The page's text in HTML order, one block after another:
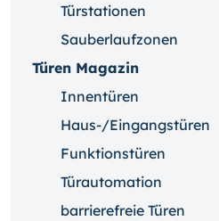
Türstationen
Sauberlaufzonen
Türen Magazin
Innentüren
Haus-/Eingangstüren
Funktionstüren
Türautomation
barrierefreie Türen